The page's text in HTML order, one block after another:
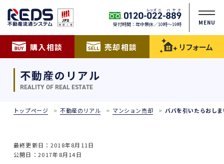
受付時間：年中無休／10時〜19時 MENU
購入相談 売却相談 リフォーム
不動産のリアル
REALITY OF REAL ESTATE
トップページ 不動産のリアル マンション売却 ババを引いたらおし
最終更新日：2018年8月11日
公開日：2017年8月14日